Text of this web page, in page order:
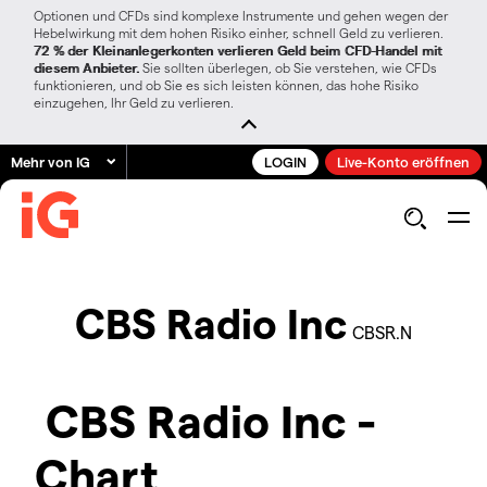
Optionen und CFDs sind komplexe Instrumente und gehen wegen der
Hebelwirkung mit dem hohen Risiko einher, schnell Geld zu verlieren.
72 % der Kleinanlegerkonten verlieren Geld beim CFD-Handel mit
diesem Anbieter. Sie sollten überlegen, ob Sie verstehen, wie CFDs
funktionieren, und ob Sie es sich leisten können, das hohe Risiko
einzugehen, Ihr Geld zu verlieren.
Mehr von IG LOGIN Live-Konto eröffnen
CBS Radio Inc CBSR.N
CBS Radio Inc -
Chart